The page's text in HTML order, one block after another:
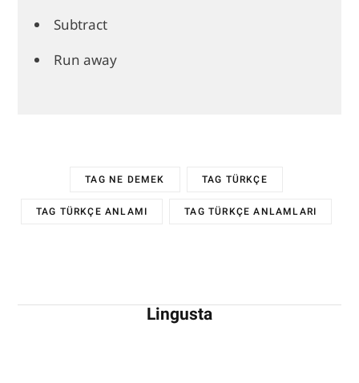
Subtract
Run away
TAG NE DEMEK TAG TÜRKÇE
TAG TÜRKÇE ANLAMI TAG TÜRKÇE ANLAMLARI
Lingusta